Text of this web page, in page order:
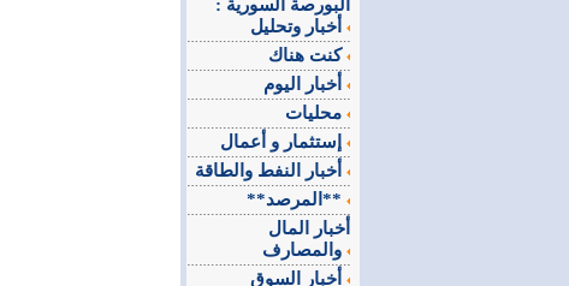
البورصة السورية :
كنت هناك
**المرصد**
أخبار المال